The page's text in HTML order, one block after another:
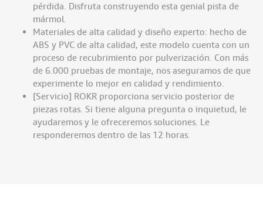
pérdida. Disfruta construyendo esta genial pista de
mármol.
Materiales de alta calidad y diseño experto: hecho de
ABS y PVC de alta calidad, este modelo cuenta con un
proceso de recubrimiento por pulverización. Con más
de 6.000 pruebas de montaje, nos aseguramos de que
experimente lo mejor en calidad y rendimiento.
[Servicio] ROKR proporciona servicio posterior de
piezas rotas. Si tiene alguna pregunta o inquietud, le
ayudaremos y le ofreceremos soluciones. Le
responderemos dentro de las 12 horas.